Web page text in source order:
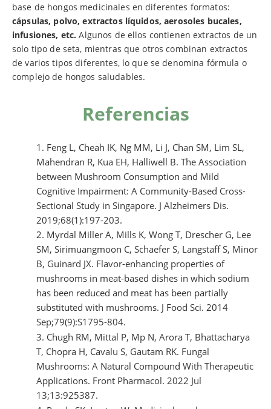
base de hongos medicinales en diferentes formatos:
cápsulas, polvo, extractos líquidos, aerosoles bucales,
infusiones, etc. Algunos de ellos contienen extractos de un
solo tipo de seta, mientras que otros combinan extractos
de varios tipos diferentes, lo que se denomina fórmula o
complejo de hongos saludables.
Referencias
Feng L, Cheah IK, Ng MM, Li J, Chan SM, Lim SL,
Mahendran R, Kua EH, Halliwell B. The Association
between Mushroom Consumption and Mild
Cognitive Impairment: A Community-Based Cross-
Sectional Study in Singapore. J Alzheimers Dis.
2019;68(1):197-203.
Myrdal Miller A, Mills K, Wong T, Drescher G, Lee
SM, Sirimuangmoon C, Schaefer S, Langstaff S, Minor
B, Guinard JX. Flavor-enhancing properties of
mushrooms in meat-based dishes in which sodium
has been reduced and meat has been partially
substituted with mushrooms. J Food Sci. 2014
Sep;79(9):S1795-804.
Chugh RM, Mittal P, Mp N, Arora T, Bhattacharya
T, Chopra H, Cavalu S, Gautam RK. Fungal
Mushrooms: A Natural Compound With Therapeutic
Applications. Front Pharmacol. 2022 Jul
13;13:925387.